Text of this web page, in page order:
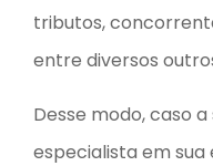
tributos,
entre diversos
Desse modo, caso
especialista em sua